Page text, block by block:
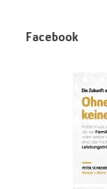
Facebook